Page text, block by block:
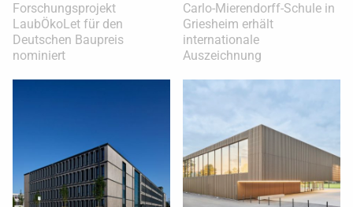
Forschungsprojekt
LaubÖkoLet für den
Deutschen Baupreis
nominiert
Carlo-Mierendorff-Schule in
Griesheim erhält
internationale
Auszeichnung